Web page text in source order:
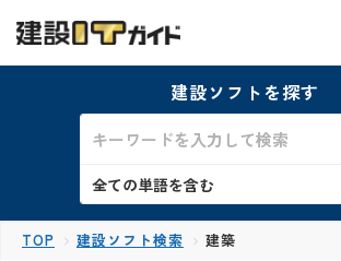
建設ソフトを探す
TOP 建設ソフト検索 建築